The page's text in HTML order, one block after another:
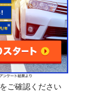
をご確認ください